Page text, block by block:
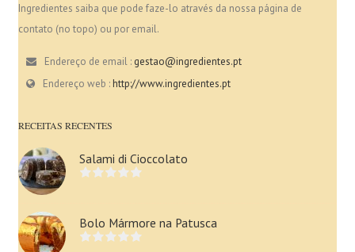
Ingredientes saiba que pode faze-lo através da nossa página de
contato (no topo) ou por email.
Endereço de email : gestao@ingredientes.pt
Endereço web :http://www.ingredientes.pt
RECEITAS RECENTES
Salami di Cioccolato
Bolo Mármore na Patusca